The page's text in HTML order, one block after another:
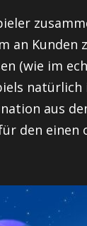
an
(wie im
aus
den einen